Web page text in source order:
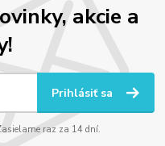
akcie a
Prihlásiť sa
raz za 14 dní.